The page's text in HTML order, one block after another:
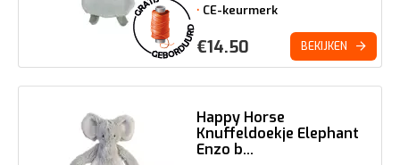
CE-keurmerk
€14.50 BEKIJKEN
Happy Horse
Knuffeldoekje Elephant
Enzo b...